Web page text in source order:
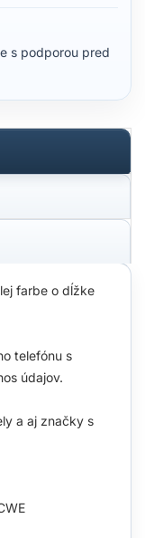
s podporou pred
farbe o dĺžke
telefónu s
údajov.
a aj značky s